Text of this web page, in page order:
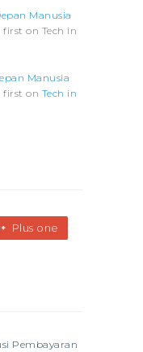
Manusia
first on Tech in
Manusia
first on Tech in
Plus one
Pembayaran